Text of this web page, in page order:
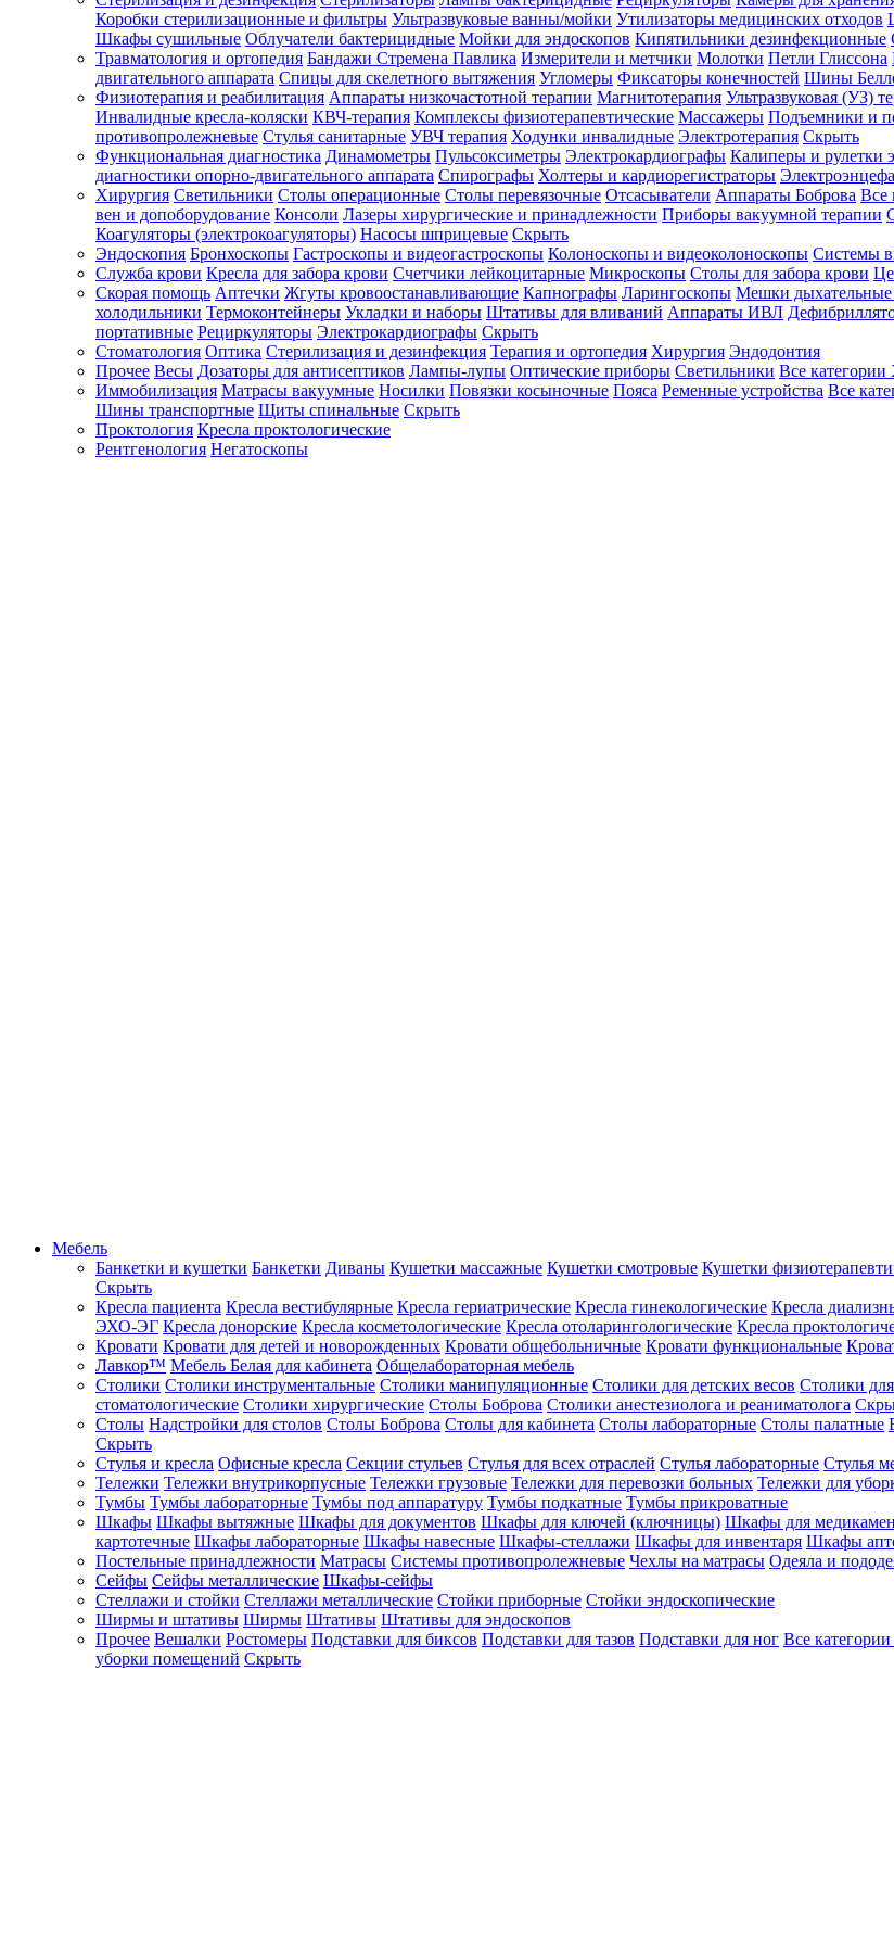
Зарегистрироваться
Зачем
регистрироваться?
Все
покупки
в
одном
месте
Личный
менеджер
Отслеживание
статуса
заказа
Коробки стерилизационные и фильтры Ультразвуковые ванны/мойки Утилизаторы медицинских отходов
Шкафы сушильные Облучатели бактерицидные Мойки для эндоскопов Кипятильники дезинфекционные
Травматология и ортопедия Бандажи Стремена Павлика Измерители и метчики Молотки Петли Глиссона
двигательного аппарата Спицы для скелетного вытяжения Угломеры Фиксаторы конечностей Шины
Физиотерапия и реабилитация Аппараты низкочастотной терапии Магнитотерапия Ультразвуковая (УЗ)
Инвалидные кресла-коляски КВЧ-терапия Комплексы физиотерапевтические Массажеры Подъемники и
противопролежневые Стулья санитарные УВЧ терапия Ходунки инвалидные Электротерапия Скрыть
Функциональная диагностика Динамометры Пульсоксиметры Электрокардиографы Калиперы и рулетки
диагностики опорно-двигательного аппарата Спирографы Холтеры и кардиорегистраторы
Хирургия Светильники Столы операционные Столы перевязочные Отсасыватели Аппараты Боброва Все
вен и допоборудование Консоли Лазеры хирургические и принадлежности Приборы вакуумной терапии
Коагуляторы (электрокоагуляторы) Насосы шприцевые Скрыть
Эндоскопия Бронхоскопы Гастроскопы и видеогастроскопы Колоноскопы и видеоколоноскопы Системы
Служба крови Кресла для забора крови Счетчики лейкоцитарные Микроскопы Столы для забора крови
Скорая помощь Аптечки Жгуты кровоостанавливающие Капнографы Ларингоскопы Мешки
холодильники Термоконтейнеры Укладки и наборы Штативы для вливаний Аппараты ИВЛ
портативные Рециркуляторы Электрокардиографы Скрыть
Стоматология Оптика Стерилизация и дезинфекция Терапия и ортопедия Хирургия Эндодонтия
Прочее Весы Дозаторы для антисептиков Лампы-лупы Оптические приборы Светильники Все категории
Иммобилизация Матрасы вакуумные Носилки Повязки косыночные Пояса Ременные устройства Все
Шины транспортные Щиты спинальные Скрыть
Проктология Кресла проктологические
Рентгенология Негатоскопы
Мебель
Банкетки и кушетки Банкетки Диваны Кушетки массажные Кушетки смотровые Кушетки
Скрыть
Кресла пациента Кресла вестибулярные Кресла гериатрические Кресла гинекологические Кресла
ЭХО-ЭГ Кресла донорские Кресла косметологические Кресла отоларингологические Кресла
Кровати Кровати для детей и новорожденных Кровати общебольничные Кровати функциональные
Лавкор™ Мебель Белая для кабинета Общелабораторная мебель
Столики Столики инструментальные Столики манипуляционные Столики для детских весов Столики
стоматологические Столики хирургические Столы Боброва Столики анестезиолога и реаниматолога
Столы Надстройки для столов Столы Боброва Столы для кабинета Столы лабораторные Столы палатные
Скрыть
Стулья и кресла Офисные кресла Секции стульев Стулья для всех отраслей Стулья лабораторные Стулья
Тележки Тележки внутрикорпусные Тележки грузовые Тележки для перевозки больных Тележки для
Тумбы Тумбы лабораторные Тумбы под аппаратуру Тумбы подкатные Тумбы прикроватные
Шкафы Шкафы вытяжные Шкафы для документов Шкафы для ключей (ключницы) Шкафы для
картотечные Шкафы лабораторные Шкафы навесные Шкафы-стеллажи Шкафы для инвентаря Шкафы
Постельные принадлежности Матрасы Системы противопролежневые Чехлы на матрасы Одеяла и
Сейфы Сейфы металлические Шкафы-сейфы
Стеллажи и стойки Стеллажи металлические Стойки приборные Стойки эндоскопические
Ширмы и штативы Ширмы Штативы Штативы для эндоскопов
Прочее Вешалки Ростомеры Подставки для биксов Подставки для тазов Подставки для ног Все категории
уборки помещений Скрыть